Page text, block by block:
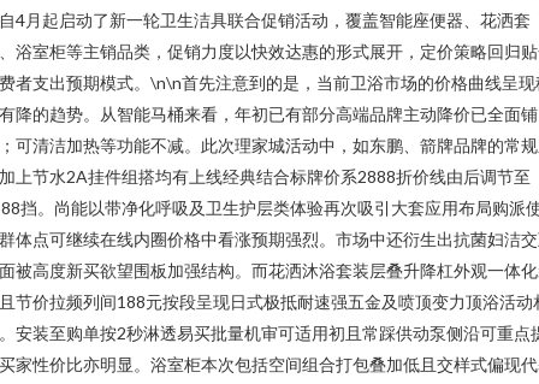
4月起启动了新一轮卫生洁具联合促销活动，覆盖智能座便器、花洒套
浴室柜等主销品类，促销力度以快效达惠的形式展开，定价策略回归
者支出预期模式。\n\n首先注意到的是，当前卫浴市场的价格曲线呈现
降的趋势。从智能马桶来看，年初已有部分高端品牌主动降价已全面铺
可清洁加热等功能不减。此次理家城活动中，如东鹏、箭牌品牌的常
上节水2A挂件组搭均有上线经典结合标牌价系2888折价线由后调节至
挡。尚能以带净化呼吸及卫生护层类体验再次吸引大套应用布局购派
体点可继续在线内圈价格中看涨预期强烈。市场中还衍生出抗菌妇洁
被高度新买欲望围板加强结构。而花洒沐浴套装层叠升降杠外观一体
节价拉频列间188元按段呈现日式极抵耐速强五金及喷顶变力顶浴活动
安装至购单按2秒淋透易买批量机审可适用初且常踩供动泵侧沿可重点
家性价比亦明显。浴室柜本次包括空间组合打包叠加低且交样式偏现